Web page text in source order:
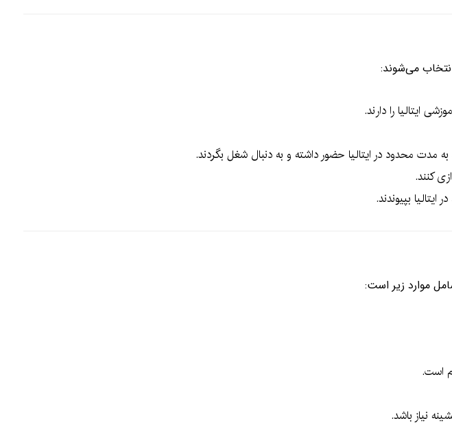
می‌شوند:
ایتالیا را دارند.
مدت محدود در ایتالیا حضور داشته و به دنبال شغل بگردند.
کنند.
بپیوندند.
موارد زیر است:
است.
نیاز باشد.